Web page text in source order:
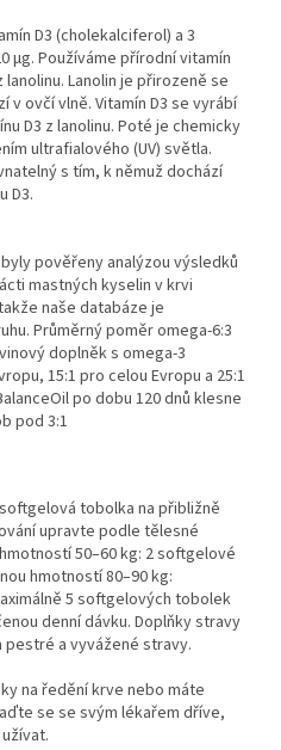
D3 (cholekalciferol) a 3
Používáme přírodní vitamín
Lanolin je přirozeně se
ovčí vlně. Vitamín D3 se vyrábí
D3 z lanolinu. Poté je chemicky
ultrafialového (UV) světla.
s tím, k němuž dochází
D3.
pověřeny analýzou výsledků
mastných kyselin v krvi
naše databáze je
Průměrný poměr omega-6:3
doplněk s omega-3
15:1 pro celou Evropu a 25:1
po dobu 120 dnů klesne
pod 3:1
tobolka na přibližně
upravte podle tělesné
50–60 kg: 2 softgelové
hmotností 80–90 kg:
5 softgelových tobolek
denní dávku. Doplňky stravy
pestré a vyvážené stravy.
na ředění krve nebo máte
se se svým lékařem dříve,